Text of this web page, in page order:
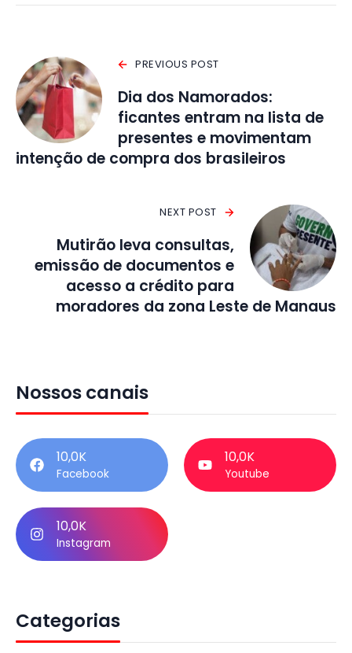
PREVIOUS POST
Dia dos Namorados:
ficantes entram na lista de
presentes e movimentam
intenção de compra dos brasileiros
NEXT POST
Mutirão leva consultas,
emissão de documentos e
acesso a crédito para
moradores da zona Leste de Manaus
Nossos canais
10,0K
Facebook
10,0K
Youtube
10,0K
Instagram
Categorias